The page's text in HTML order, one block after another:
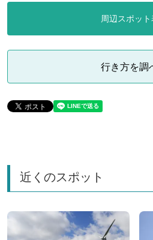
周辺スポッ
行き方を調
近くのスポット